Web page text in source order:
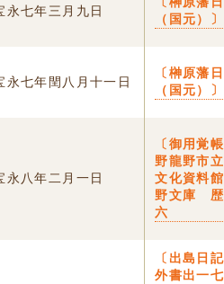
永七年三月九日
（国元）
永七年閏八月十一日
〔榊原藩
（国元）
永八年二月一日
〔御用覚
野龍野市
文化資料
野文庫 歴
六
〔出島日
外書出一